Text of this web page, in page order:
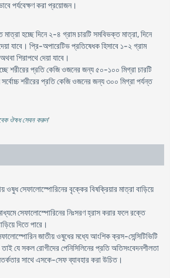
পর্যবেক্ষণ করা প্রয়ােজন।
হচ্ছে দিনে ২-৪ গ্রাম চারটি সমবিভক্ত মাত্রা, দিনে
যাবে। প্রি-অপারেটিভ প্রতিষেধক হিসাবে ১-২ গ্রাম
শিরাপথে দেয়া যাবে।
শরীরের প্রতি কেজি ওজনের জন্য ৫০-১০০ মিগ্রা চারটি
শরীরের প্রতি কেজি ওজনের জন্য ৩০০ মিগ্রা পর্যন্ত
ঔষধ সেবন করুন'
সেফালােস্পােরিনের বৃক্কের বিষক্রিয়ার মাত্রা বাড়িয়ে
সেফালােস্পােরিনের নিঃসরণ হ্রাস করার ফলে রক্তে
দিতে পারে।
জাতীয় ওষুধের মধ্যে আংশিক ক্রস-সেন্সিটিভিটি
যে সকল রােগীদের পেনিসিলিনের প্রতি অতিসংবেদনশীলতা
সাথে এসকে-সেফ ব্যাবহার করা উচিত।